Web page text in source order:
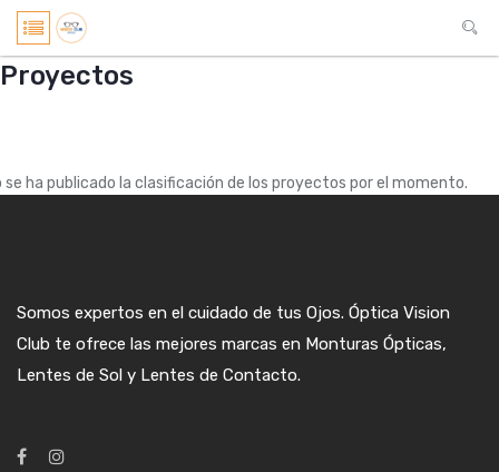
Proyectos
se ha publicado la clasificación de los proyectos por el momento.
Somos expertos en el cuidado de tus Ojos. Óptica Vision
Club te ofrece las mejores marcas en Monturas Ópticas,
Lentes de Sol y Lentes de Contacto.